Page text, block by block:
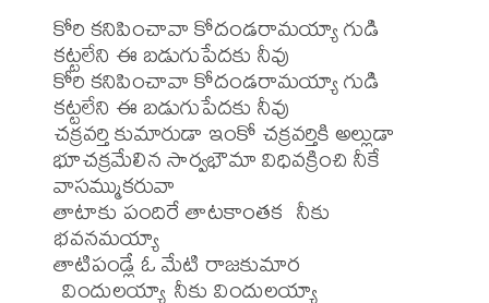
కోరి కనిపించావా కోదండరామయ్యా గుడి
కట్టలేని ఈ బడుగుపేదకు నీవు
కోరి కనిపించావా కోదండరామయ్యా గుడి
కట్టలేని ఈ బడుగుపేదకు నీవు
చక్రవర్తి కుమారుడా ఇంకో చక్రవర్తికి అల్లుడా
భూచక్రమేలిన సార్వభౌమా విధివక్రించి నీకే
వాసమ్ముకరువా
తాటాకు పందిరే తాటకాంతక  నీకు
భవనమయ్యా
తాటిపండ్లే ఓ మేటి రాజకుమార
విందులయ్యా నీకు విందులయ్యా